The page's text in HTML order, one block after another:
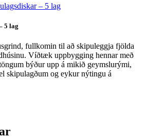
5 lag
fullkomin til að skipuleggja fjölda
Víðtæk uppbygging hennar með
býður upp á mikið geymslurými,
skipulagðum og eykur nýtingu á